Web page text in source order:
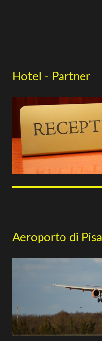
Hotel - Partner
Aeroporto di Pisa